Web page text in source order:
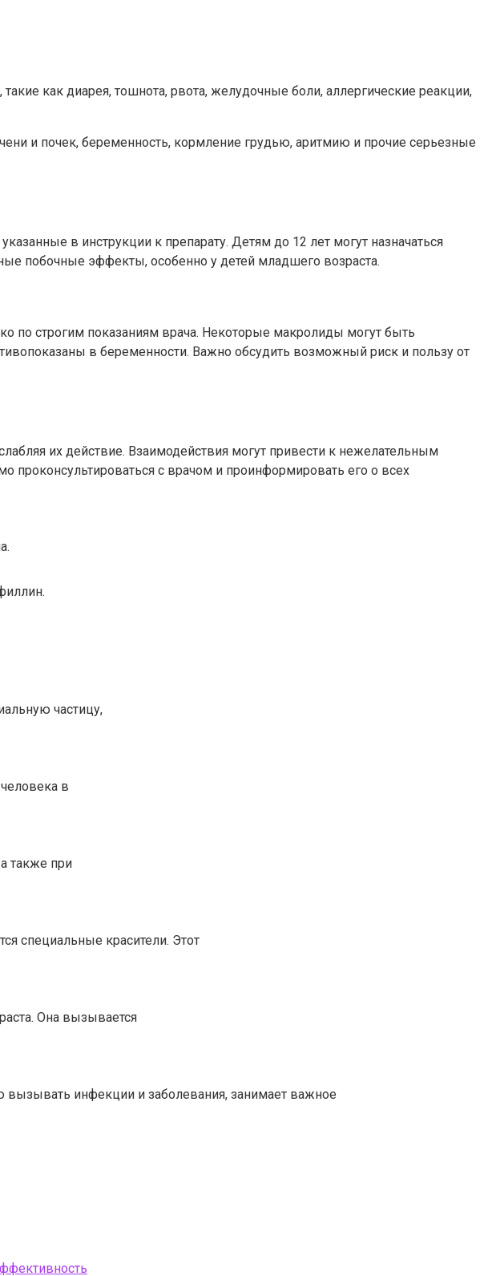
как диарея, тошнота, рвота, желудочные боли, аллергические реакции,
и почек, беременность, кормление грудью, аритмию и прочие серьезные
в инструкции к препарату. Детям до 12 лет могут назначаться
побочные эффекты, особенно у детей младшего возраста.
по строгим показаниям врача. Некоторые макролиды могут быть
в беременности. Важно обсудить возможный риск и пользу от
их действие. Взаимодействия могут привести к нежелательным
с врачом и проинформировать его о всех
частицу,
в
также при
специальные красители. Этот
Она вызывается
вызывать инфекции и заболевания, занимает важное